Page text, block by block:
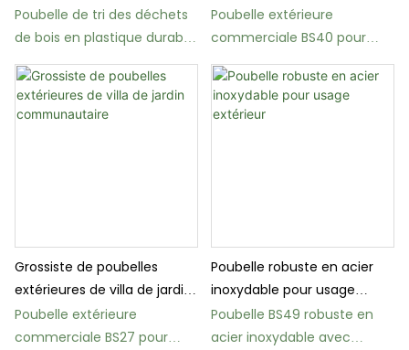
Poubelle de tri des déchets
de bois en plastique durable
BW20 pour les parcs
extérieurs et publics
Poubelle extérieure
commerciale BS40 pour
parcs et espaces publics
Grossiste de poubelles
extérieures de villa de jardin
communautaire
Poubelle extérieure
commerciale BS27 pour
Poubelle robuste en acier
inoxydable pour usage
extérieur
Poubelle BS49 robuste en
acier inoxydable avec